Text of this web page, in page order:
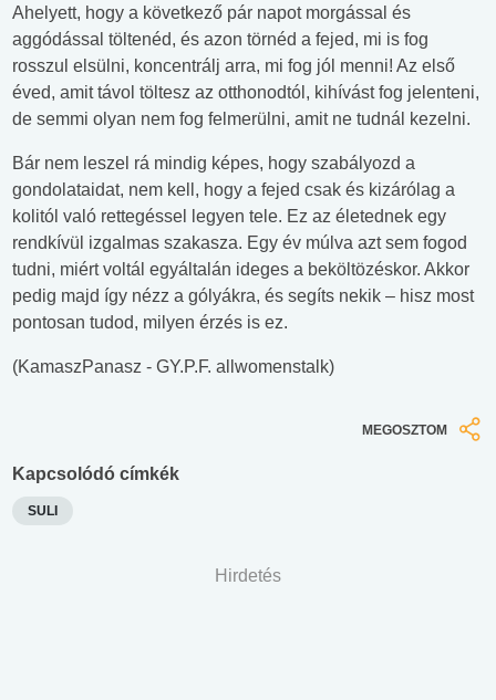
Ahelyett, hogy a következő pár napot morgással és
aggódással töltenéd, és azon törnéd a fejed, mi is fog
rosszul elsülni, koncentrálj arra, mi fog jól menni! Az első
éved, amit távol töltesz az otthonodtól, kihívást fog jelenteni,
de semmi olyan nem fog felmerülni, amit ne tudnál kezelni.
Bár nem leszel rá mindig képes, hogy szabályozd a
gondolataidat, nem kell, hogy a fejed csak és kizárólag a
kolitól való rettegéssel legyen tele. Ez az életednek egy
rendkívül izgalmas szakasza. Egy év múlva azt sem fogod
tudni, miért voltál egyáltalán ideges a beköltözéskor. Akkor
pedig majd így nézz a gólyákra, és segíts nekik – hisz most
pontosan tudod, milyen érzés is ez.
(KamaszPanasz - GY.P.F. allwomenstalk)
MEGOSZTOM
Kapcsolódó címkék
SULI
Hirdetés